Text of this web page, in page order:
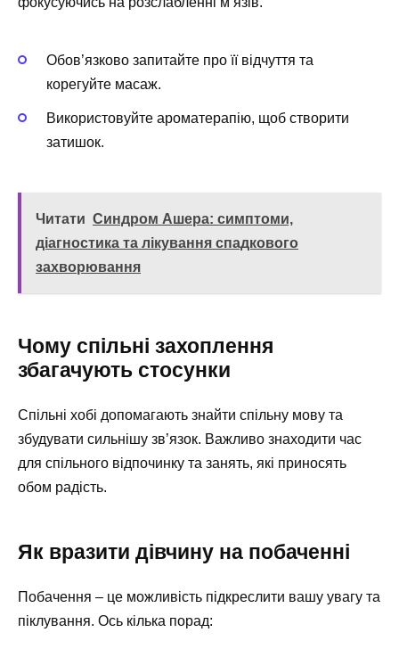
Обов’язково запитайте про її відчуття та
корегуйте масаж.
Використовуйте ароматерапію, щоб створити
затишок.
Читати Синдром Ашера: симптоми,
діагностика та лікування спадкового
захворювання
Чому спільні захоплення
збагачують стосунки
Спільні хобі допомагають знайти спільну мову та
збудувати сильнішу зв’язок. Важливо знаходити час
для спільного відпочинку та занять, які приносять
обом радість.
Як вразити дівчину на побаченні
Побачення – це можливість підкреслити вашу увагу та
піклування. Ось кілька порад: